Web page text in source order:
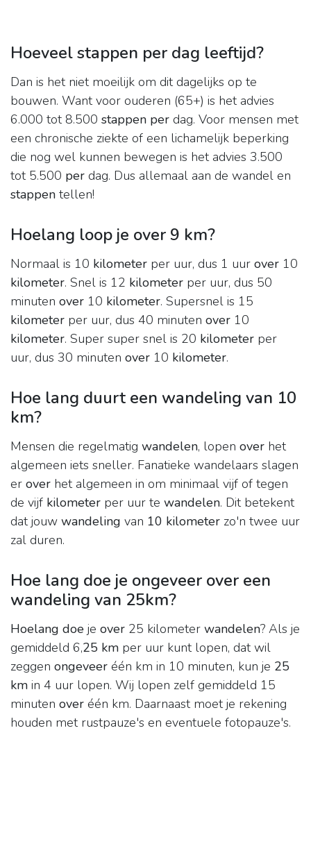
Hoeveel stappen per dag leeftijd?
Dan is het niet moeilijk om dit dagelijks op te
bouwen. Want voor ouderen (65+) is het advies
6.000 tot 8.500 stappen per dag. Voor mensen met
een chronische ziekte of een lichamelijk beperking
die nog wel kunnen bewegen is het advies 3.500
tot 5.500 per dag. Dus allemaal aan de wandel en
stappen tellen!
Hoelang loop je over 9 km?
Normaal is 10 kilometer per uur, dus 1 uur over 10
kilometer. Snel is 12 kilometer per uur, dus 50
minuten over 10 kilometer. Supersnel is 15
kilometer per uur, dus 40 minuten over 10
kilometer. Super super snel is 20 kilometer per
uur, dus 30 minuten over 10 kilometer.
Hoe lang duurt een wandeling van 10
km?
Mensen die regelmatig wandelen, lopen over het
algemeen iets sneller. Fanatieke wandelaars slagen
er over het algemeen in om minimaal vijf of tegen
de vijf kilometer per uur te wandelen. Dit betekent
dat jouw wandeling van 10 kilometer zo'n twee uur
zal duren.
Hoe lang doe je ongeveer over een
wandeling van 25km?
Hoelang doe je over 25 kilometer wandelen? Als je
gemiddeld 6,25 km per uur kunt lopen, dat wil
zeggen ongeveer één km in 10 minuten, kun je 25
km in 4 uur lopen. Wij lopen zelf gemiddeld 15
minuten over één km. Daarnaast moet je rekening
houden met rustpauze's en eventuele fotopauze's.